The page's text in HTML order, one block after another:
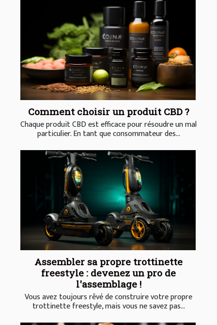
Comment choisir un produit CBD ?
Chaque produit CBD est efficace pour résoudre un mal
particulier. En tant que consommateur des...
Assembler sa propre trottinette
freestyle : devenez un pro de
l'assemblage !
Vous avez toujours rêvé de construire votre propre
trottinette freestyle, mais vous ne savez pas...